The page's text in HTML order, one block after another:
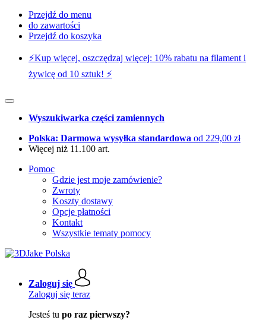
Przejdź do menu
do zawartości
Przejdź do koszyka
⚡️Kup więcej, oszczędzaj więcej: 10% rabatu na filament i
żywicę od 10 sztuk! ⚡️
Wyszukiwarka części zamiennych
Polska: Darmowa wysyłka standardowa od 229,00 zł
Więcej niż 11.100 art.
Pomoc
Gdzie jest moje zamówienie?
Zwroty
Koszty dostawy
Opcje płatności
Kontakt
Wszystkie tematy pomocy
Zaloguj się
Zaloguj się teraz
Jesteś tu po raz pierwszy?